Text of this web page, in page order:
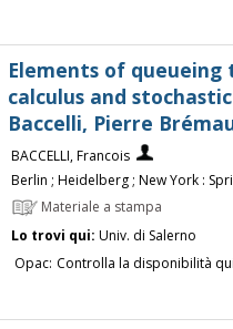
Elements of
calculus and
Baccelli, Pierre
BACCELLI, Francois
Berlin ; Heidelberg ; New York :
Materiale a stampa
Lo trovi qui: Univ. di Salerno
Opac: Controlla la disponibilità